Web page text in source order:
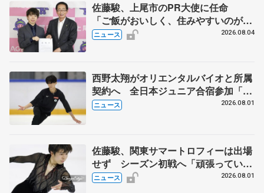
佐藤駿、上尾市のPR大使に任命
「ご飯がおいしく、住みやすいのが魅
力」
ニュース 2026.08.04
西野太翔がオリエンタルバイオと所属
契約へ 全日本ジュニア合宿参加「結
果残していかないと」 講師はジェー
ニュース 2026.08.01
佐藤駿、関東サマートロフィーは出場
せず シーズン初戦へ「頑張っていき
ます」
ニュース 2026.08.01